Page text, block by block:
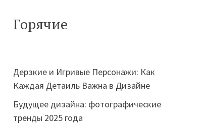
Горячие
Дерзкие и Игривые Персонажи: Как
Каждая Детаиль Важна в Дизайне
Будущее дизайна: фотографические
тренды 2025 года